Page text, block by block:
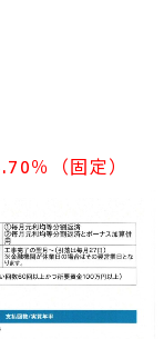
％（固定）